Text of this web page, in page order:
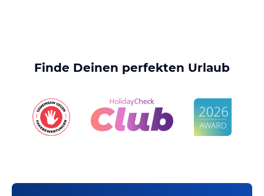
Finde Deinen perfekten Urlaub